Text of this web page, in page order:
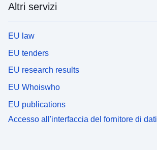
Altri servizi
EU law
EU tenders
EU research results
EU Whoiswho
EU publications
Accesso all'interfaccia del fornitore di dati